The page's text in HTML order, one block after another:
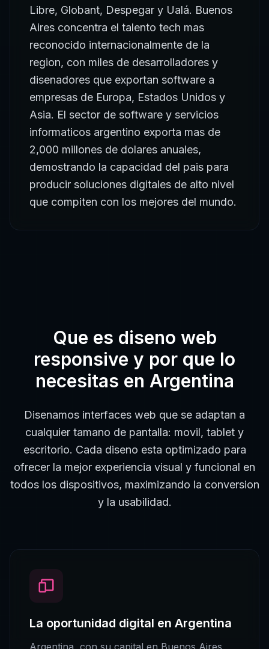
Libre, Globant, Despegar y Ualá. Buenos
Aires concentra el talento tech mas
reconocido internacionalmente de la
region, con miles de desarrolladores y
disenadores que exportan software a
empresas de Europa, Estados Unidos y
Asia. El sector de software y servicios
informaticos argentino exporta mas de
2,000 millones de dolares anuales,
demostrando la capacidad del pais para
producir soluciones digitales de alto nivel
que compiten con los mejores del mundo.
Que es diseno web
responsive y por que lo
necesitas en Argentina
Disenamos interfaces web que se adaptan a
cualquier tamano de pantalla: movil, tablet y
escritorio. Cada diseno esta optimizado para
ofrecer la mejor experiencia visual y funcional en
todos los dispositivos, maximizando la conversion
y la usabilidad.
La oportunidad digital en Argentina